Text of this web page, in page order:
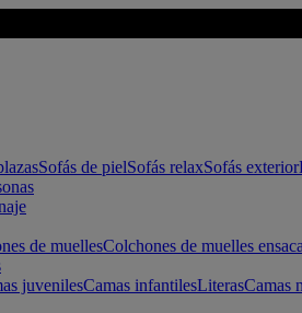
Sofás de pielSofás relaxSofás exterior
de muellesColchones de muelles
juvenilesCamas infantilesLiterasCamas